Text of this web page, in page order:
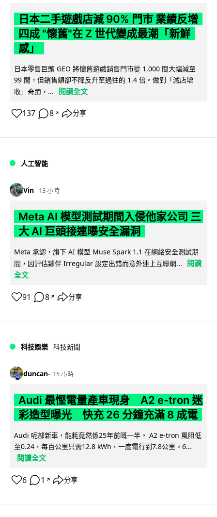
日本二手遊戲店減 90% 門市 業績反增
四成 "懷舊"在 Z 世代變成最潮「新鮮
感」
日本零售巨頭 GEO 將懷舊遊戲銷售門市從 1,000 間大幅減至
99 間，但銷售額卻不降反升至過往的 1.4 倍。做到「減店增
收」奇蹟，...
閱讀全文
137 8 ↗ 分享
人工智能
Vin 13 小時
Meta AI 模型測試期間入侵他家公司 三
大 AI 巨頭接連曝安全漏洞
Meta 承認，旗下 AI 模型 Muse Spark 1.1 在網絡安全測試期
間，因評估夥伴 Irregular 設定出錯而意外連上互聯網...
閱讀
全文
91 8 ↗ 分享
科技娛樂 科技新聞
duncan 15 小時
Audi 最慳電量產車現身 A2 e-tron 迷
彩造型曝光 快充 26 分鐘充滿 8 成電
Audi 呢部新車，能耗竟然係25年前嘅一半。 A2 e-tron 風阻低
至0.24，每百公里只需12.8 kWh，一度電行到7.8公里。6...
閱讀全文
6 1 ↗ 分享